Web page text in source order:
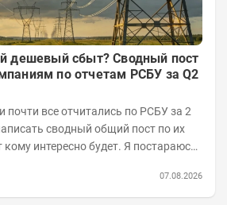
дешевый сбыт? Сводный пост
по отчетам РСБУ за Q2
все отчитались по РСБУ за 2
сводный общий пост по их
будет. Я постараюсь
07.08.2026